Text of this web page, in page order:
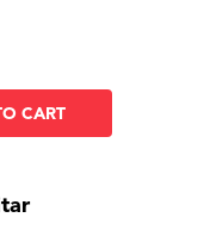
CART